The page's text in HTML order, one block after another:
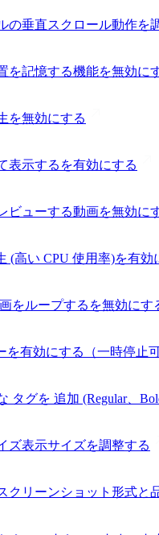
の垂直スクロール動作を
を記憶する機能を無効に
を無効にする
表示するを有効にする
ビューする動画を無効に
(高い CPU 使用率)を有効
をループするを無効にす
を有効にする（一時停止
タグを 追加 (Regular、
ズ表示サイズを調整する
クリーンショット形式と